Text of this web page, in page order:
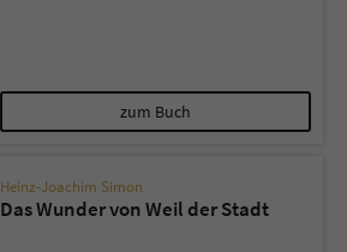
zum Buch
Heinz-Joachim Simon
Das Wunder von Weil der Stadt